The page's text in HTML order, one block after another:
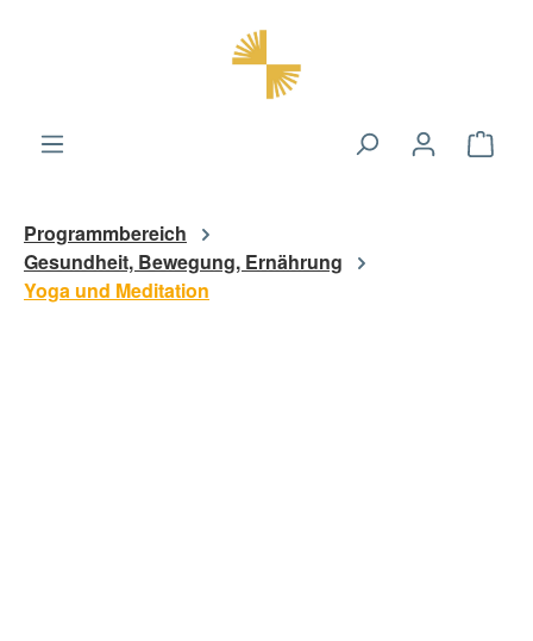
Programmbereich
Gesundheit, Bewegung, Ernährung
Yoga und Meditation